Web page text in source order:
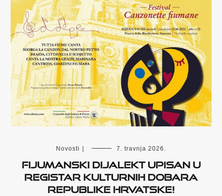
Novosti 7. travnja 2026.
Fijumanski dijalekt upisan u
Registar kulturnih dobara
Republike Hrvatske!